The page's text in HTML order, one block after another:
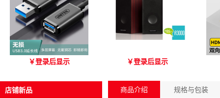
优越者Y-C479国标无氧铜
￥登录后显示 爱琴海 A3000 木质音箱
￥登录后显示
店铺新品 商品介绍 规格与包装